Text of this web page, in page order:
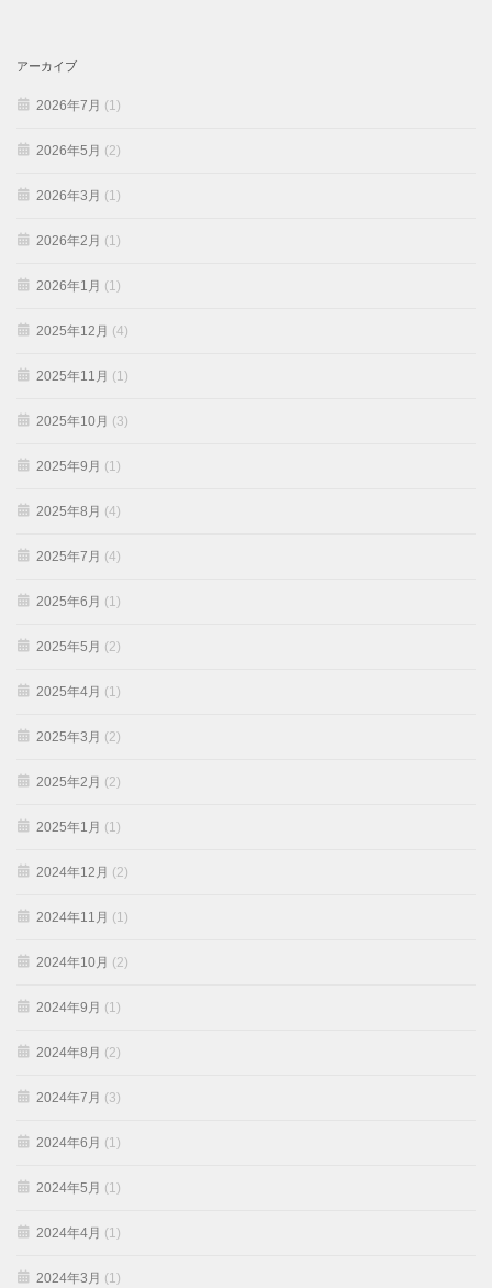
アーカイブ
2026年7月 (1)
2026年5月 (2)
2026年3月 (1)
2026年2月 (1)
2026年1月 (1)
2025年12月 (4)
2025年11月 (1)
2025年10月 (3)
2025年9月 (1)
2025年8月 (4)
2025年7月 (4)
2025年6月 (1)
2025年5月 (2)
2025年4月 (1)
2025年3月 (2)
2025年2月 (2)
2025年1月 (1)
2024年12月 (2)
2024年11月 (1)
2024年10月 (2)
2024年9月 (1)
2024年8月 (2)
2024年7月 (3)
2024年6月 (1)
2024年5月 (1)
2024年4月 (1)
2024年3月 (1)